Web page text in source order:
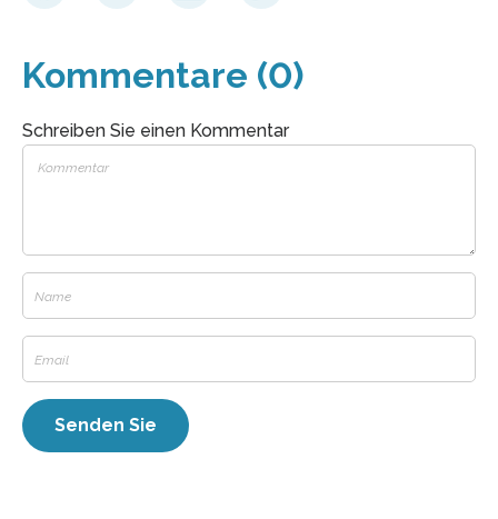
Kommentare (0)
Schreiben Sie einen Kommentar